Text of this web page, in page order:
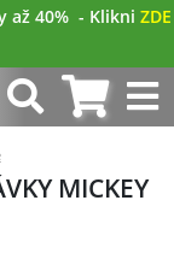
až 40% - Klikni ZDE
MICKEY